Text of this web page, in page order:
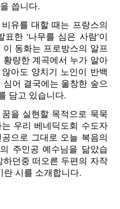
씁니다.
유를 대할 때는 프랑스의
한 ‘나무를 심은 사람’이
동화는 프로방스의 알프
량한 계곡에서 누가 알아
아도 양치기 노인이 반백
어 결국에는 울창한 숲으
담고 있습니다.
을 실현할 목적으로 묵묵
우리 베네딕도회 수도자
으로 그대로 오늘 복음의
주인공 예수님을 닮았습
던중 떠오른 두편의 자작
란 시를 소개합니다.